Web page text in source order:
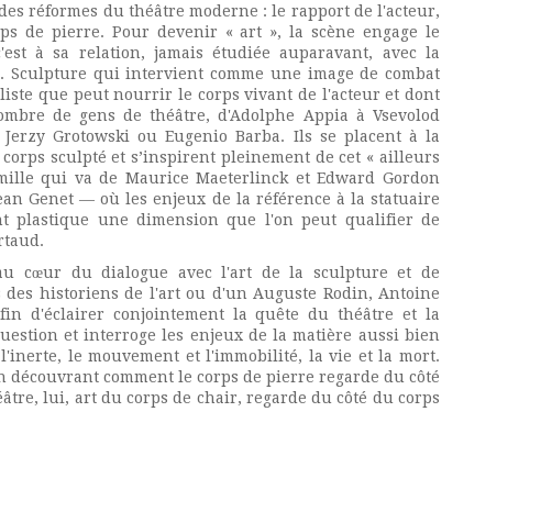
réformes du théâtre moderne : le rapport de l'acteur,
de pierre. Pour devenir « art », la scène engage le
à sa relation, jamais étudiée auparavant, avec la
Sculpture qui intervient comme une image de combat
que peut nourrir le corps vivant de l'acteur et dont
de gens de théâtre, d'Adolphe Appia à Vsevolod
Grotowski ou Eugenio Barba. Ils se placent à la
sculpté et s’inspirent pleinement de cet « ailleurs
qui va de Maurice Maeterlinck et Edward Gordon
Genet — où les enjeux de la référence à la statuaire
plastique une dimension que l'on peut qualifier de
cœur du dialogue avec l'art de la sculpture et de
historiens de l'art ou d'un Auguste Rodin, Antoine
d'éclairer conjointement la quête du théâtre et la
et interroge les enjeux de la matière aussi bien
le mouvement et l'immobilité, la vie et la mort.
découvrant comment le corps de pierre regarde du côté
lui, art du corps de chair, regarde du côté du corps